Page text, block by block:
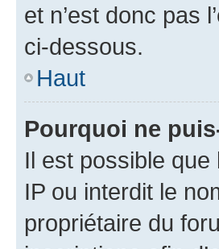
et n’est donc pas
ci-dessous.
Haut
Pourquoi ne
Il est possible
IP ou interdit le
propriétaire du